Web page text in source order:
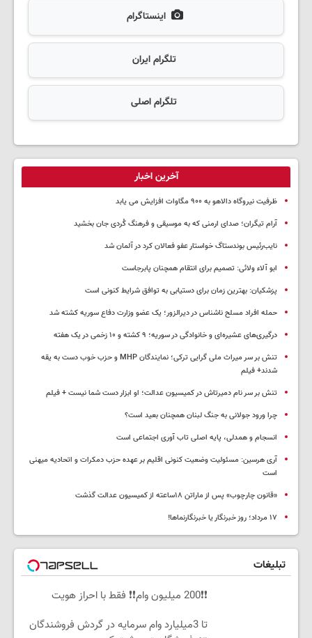
اینستاگرام
تلگرام ایران
تلگرام اصلی
آخرین اخبار
ظرفیت نیروگاه دالاهو به ۹۰۰ مگاوات افزایش می یابد
آرام تیگران؛ صدای ارمنی که به موسیقی و فرهنگ کُردی جان بخشید
نایب‌رئیس بوندستاگ خواستار عفو فعالان کرد در آلمان شد
ابو آلاء ولائی: تصمیم برای انتقام همچنان پابرجاست
پزشکیان‌: بهترین زمان برای دستیابی به توافق شرایط کنونی است
حمله افراد مسلح ناشناس در دیرالزور؛ یک عضو وزارت دفاع سوریه کشته شد
درگیری‌های عشیره‌ای و خانوادگی در سوریه؛ ۹ کشته و ۱۰ زخمی در یک هفته
تنش بر سر میراث ملی گرایی ترکی؛ نمایندگان MHP و حزب خوب دست به یقه
شدند+ فیلم
تنش بر سر نام دمیرتاش در کمیسیون عدالت؛ او ابزار دست شما نیست + فیلم
چرا ورود جولانی به جنگ لبنان همچنان بعید است؟
انسجام و همدلی، پایه اصلی تاب آوری اجتماعی است
آری هرسین: مسئولیت وضعیت کنونی اقلیم بر عهده حزب دمکرات و اتحادیه میهنی
است
«قانون چارچوب» پس از ماراتن ۱۸ساعته از کمیسیون عدالت گذشت
١٧ مرداد؛ روز خبرنگار یا خبرنگارنماها!
تبلیغات
❗❗200 میلیون وام❗❗ فقط با احراز هویت
تا 3میلیارد وام سرمایه در گردش فروشندگان